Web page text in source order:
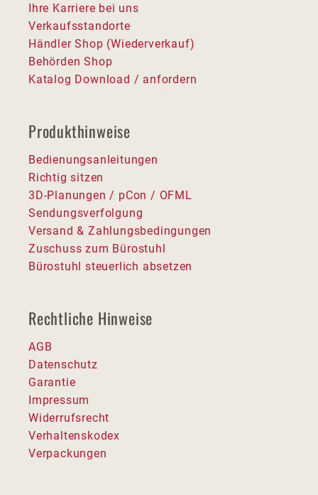
Ihre Karriere bei uns
Verkaufsstandorte
Händler Shop (Wiederverkauf)
Behörden Shop
Katalog Download / anfordern
Produkthinweise
Bedienungsanleitungen
Richtig sitzen
3D-Planungen / pCon / OFML
Sendungsverfolgung
Versand & Zahlungsbedingungen
Zuschuss zum Bürostuhl
Bürostuhl steuerlich absetzen
Rechtliche Hinweise
AGB
Datenschutz
Garantie
Impressum
Widerrufsrecht
Verhaltenskodex
Verpackungen